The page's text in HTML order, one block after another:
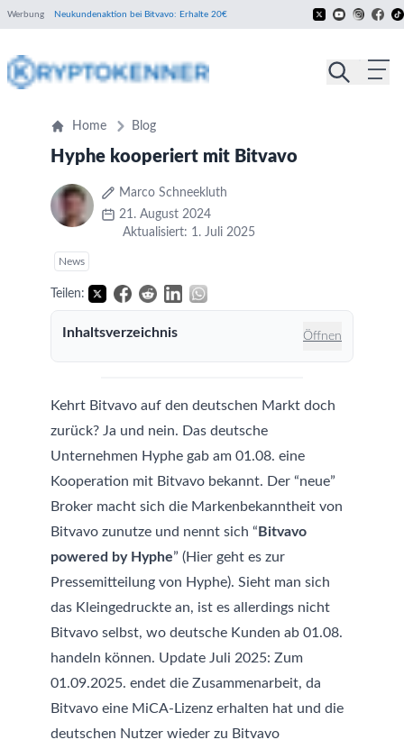
Werbung Neukundenaktion bei Bitvavo: Erhalte 20€
Home Blog
Hyphe kooperiert mit Bitvavo
Marco Schneekluth
21. August 2024
Aktualisiert: 1. Juli 2025
News
Teilen:
Inhaltsverzeichnis Öffnen
Kehrt Bitvavo auf den deutschen Markt doch
zurück? Ja und nein. Das deutsche
Unternehmen Hyphe gab am 01.08. eine
Kooperation mit Bitvavo bekannt. Der “neue”
Broker macht sich die Markenbekanntheit von
Bitvavo zunutze und nennt sich “ Bitvavo
powered by Hyphe” (Hier geht es zur
Pressemitteilung von Hyphe). Sieht man sich
das Kleingedruckte an, ist es allerdings nicht
Bitvavo selbst, wo deutsche Kunden ab 01.08.
handeln können. Update Juli 2025: Zum
01.09.2025. endet die Zusammenarbeit, da
Bitvavo eine MiCA-Lizenz erhalten hat und die
deutschen Nutzer wieder zu Bitvavo